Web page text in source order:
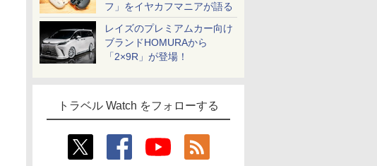
フ」をイヤカフマニアが語る
レイズのプレミアムカー向け
ブランドHOMURAから
「2×9R」が登場！
トラベル Watch をフォローする